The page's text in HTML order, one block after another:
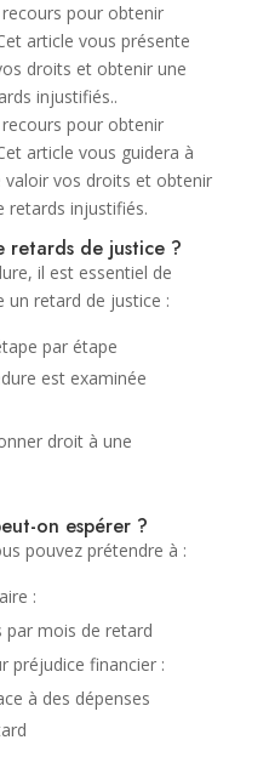
pour obtenir
article vous présente
droits et obtenir une
injustifiés..
pour obtenir
article vous guidera à
vos droits et obtenir
retards injustifiés.
retards de justice ?
il est essentiel de
un retard de justice :
par étape
est examinée
droit à une
on espérer ?
pouvez prétendre à :
:
par mois de retard
préjudice financier :
à des dépenses